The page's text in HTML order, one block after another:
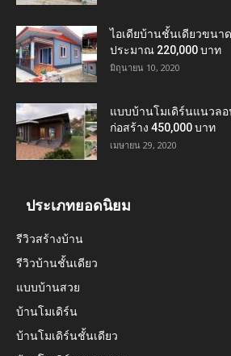
ไอเดียบ้านชั้นเดียวขนา
ประมาณ 220,000 บาท
มิถุนายน 10, 2020
แบบบ้านโมเดิร์นแนวล
ก่อสร้าง 450,000 บาท
เมษายน 29, 2020
ประเภทยอดนิยม
รีวิวสร้างบ้าน
รีวิวบ้านชั้นเดียว
แบบบ้านสวย
บ้านโมเดิร์น
บ้านโมเดิร์นชั้นเดียว